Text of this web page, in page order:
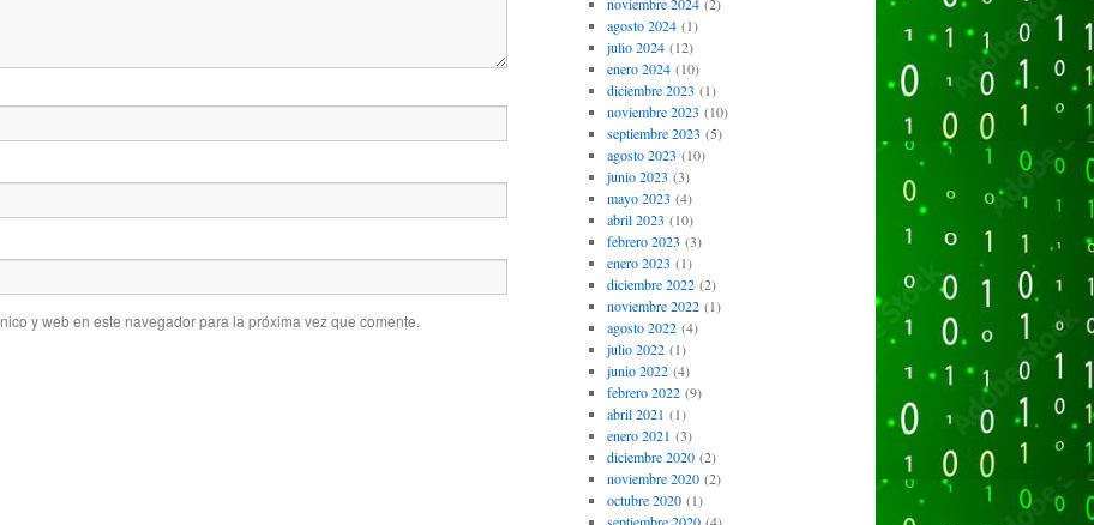
y web en este navegador para la próxima vez que comente.
agosto 2024(1)
julio 2024(12)
enero 2024(10)
diciembre 2023 (1)
noviembre 2023 (10)
septiembre 2023 (5)
agosto 2023 (10)
junio 2023 (3)
mayo 2023 (4)
abril 2023 (10)
febrero 2023 (3)
enero 2023 (1)
diciembre 2022(2)
noviembre 2022(1)
agosto 2022(4)
julio 2022(1)
junio 2022(4)
febrero 2022(9)
abril 2021 (1)
enero 2021 (3)
diciembre 2020(2)
noviembre 2020(2)
octubre 2020(1)